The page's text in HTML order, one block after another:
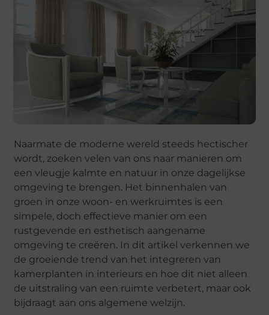
Naarmate de moderne wereld steeds hectischer
wordt, zoeken velen van ons naar manieren om
een vleugje kalmte en natuur in onze dagelijkse
omgeving te brengen. Het binnenhalen van
groen in onze woon- en werkruimtes is een
simpele, doch effectieve manier om een
rustgevende en esthetisch aangename
omgeving te creëren. In dit artikel verkennen we
de groeiende trend van het integreren van
kamerplanten in interieurs en hoe dit niet alleen
de uitstraling van een ruimte verbetert, maar ook
bijdraagt aan ons algemene welzijn.